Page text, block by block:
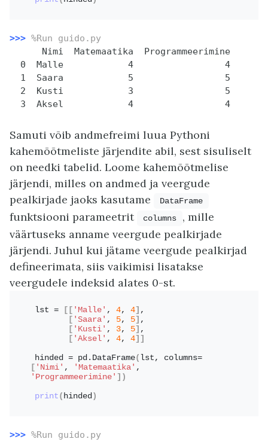
>>> %Run guido.py
      Nimi  Matemaatika  Programmeerimine
  0  Malle            4                 4
  1  Saara            5                 5
  2  Kusti            3                 5
Samuti võib andmefreimi luua Pythoni
kahemõõtmeliste järjendite abil, sest sisuliselt
on needki tabelid. Loome kahemõõtmelise
järjendi, milles on andmed ja veergude
pealkirjade jaoks kasutame
DataFrame
funktsiooni parameetrit columns
, mille
väärtuseks anname veergude pealkirjade
järjendi. Juhul kui jätame veergude pealkirjad
defineerimata, siis vaikimisi lisatakse
veergudele indeksid alates 0-st.
lst = [[ 'Malle' , 4, 4] ,
[ 'Saara' , 5, 5] ,
[ 'Kusti' , 3, 5] ,
[ 'Aksel' , 4, 4]]
hinded = pd. DataFrame( lst, columns=
[ 'Nimi' , 'Matemaatika'
'Programmeerimine' ])
print ( hinded )
>>> %Run guido.py